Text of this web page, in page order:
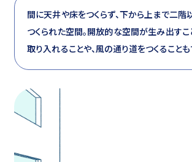
好みからモデルハウスを探す
住まいづくりお役立ち情報
他の展示場
マイページ
間に天井や床をつくらず、下から上まで二階
つくられた空間。開放的な空間が生み出すこ
取り入れることや、風の通り道をつくることも